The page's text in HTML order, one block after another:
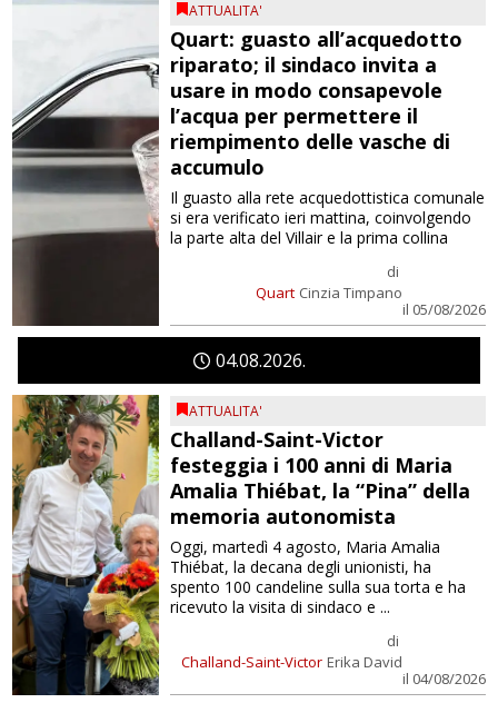
ATTUALITA'
Quart: guasto all’acquedotto
riparato; il sindaco invita a
usare in modo consapevole
l’acqua per permettere il
riempimento delle vasche di
accumulo
Quart
di
Cinzia Timpano
il 05/08/2026
Il guasto alla rete acquedottistica comunale
si era verificato ieri mattina, coinvolgendo
la parte alta del Villair e la prima collina
0408 2026
ATTUALITA'
Challand-Saint-Victor
festeggia i 100 anni di Maria
Amalia Thiébat, la “Pina” della
memoria autonomista
Challand-Saint-Victor
di
Erika David
il 04/08/2026
Oggi, martedì 4 agosto, Maria Amalia
Thiébat, la decana degli unionisti, ha
spento 100 candeline sulla sua torta e ha
ricevuto la visita di sindaco e ...